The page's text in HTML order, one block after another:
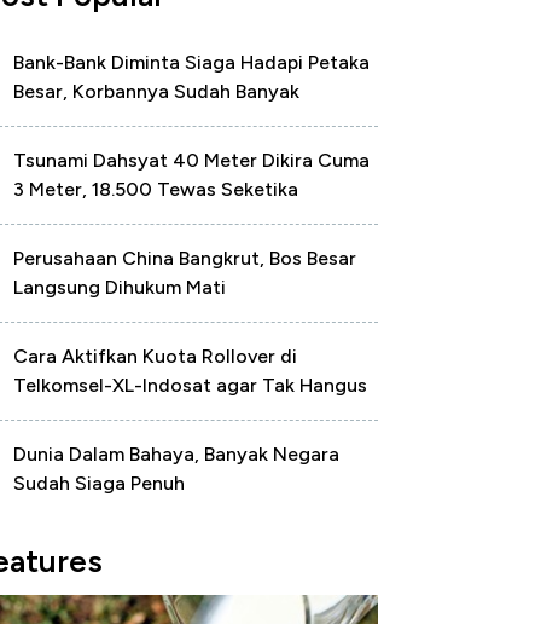
Bank-Bank Diminta Siaga Hadapi Petaka
Besar, Korbannya Sudah Banyak
Tsunami Dahsyat 40 Meter Dikira Cuma
3 Meter, 18.500 Tewas Seketika
Perusahaan China Bangkrut, Bos Besar
Langsung Dihukum Mati
Cara Aktifkan Kuota Rollover di
Telkomsel-XL-Indosat agar Tak Hangus
Dunia Dalam Bahaya, Banyak Negara
Sudah Siaga Penuh